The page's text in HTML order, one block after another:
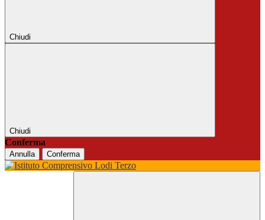
Chiudi
Chiudi
Conferma
Annulla Conferma